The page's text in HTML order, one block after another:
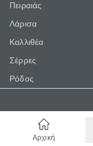
Πειραιάς
Λάρισα
Καλλιθέα
Σέρρες
Ρόδος
Αρχική